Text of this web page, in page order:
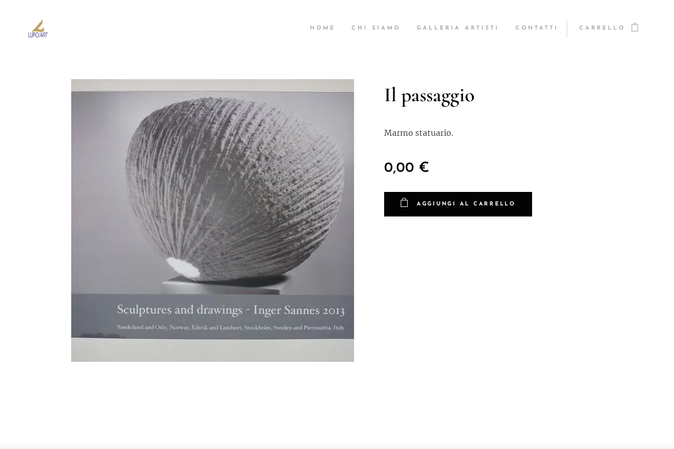
HOME CHI SIAMO GALLERIA ARTISTI CONTATTI CARRELLO
Il passaggio
Marmo statuario.
0,00 €
AGGIUNGI AL CARRELLO